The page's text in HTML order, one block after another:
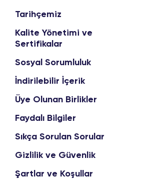
Tarihçemiz
Kalite Yönetimi ve
Sertifikalar
Sosyal Sorumluluk
İndirilebilir İçerik
Üye Olunan Birlikler
Faydalı Bilgiler
Sıkça Sorulan Sorular
Gizlilik ve Güvenlik
Şartlar ve Koşullar